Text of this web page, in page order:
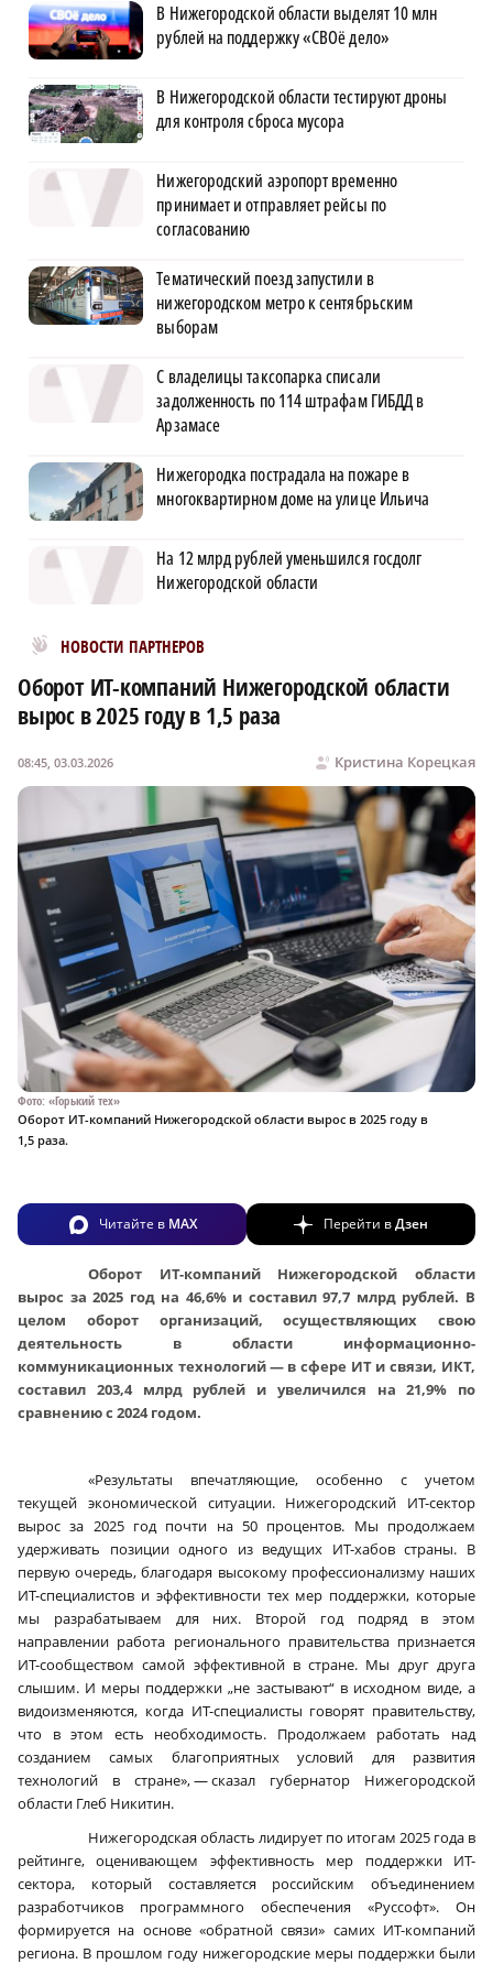
В Нижегородской области выделят 10 млн
рублей на поддержку «СВОё дело»
В Нижегородской области тестируют дроны
для контроля сброса мусора
Нижегородский аэропорт временно
принимает и отправляет рейсы по
согласованию
Тематический поезд запустили в
нижегородском метро к сентябрьским
выборам
С владелицы таксопарка списали
задолженность по 114 штрафам ГИБДД в
Арзамасе
Нижегородка пострадала на пожаре в
многоквартирном доме на улице Ильича
На 12 млрд рублей уменьшился госдолг
Нижегородской области
НОВОСТИ ПАРТНЕРОВ
Новости МирТесен
Оборот ИТ-компаний Нижегородской области
вырос в 2025 году в 1,5 раза
Кристина Корецкая
08:45, 03.03.2026
Фото: «Горький тех»
Оборот ИТ-компаний Нижегородской области вырос в 2025 году в
1,5 раза.
Читайте в MAX Перейти вДзен
Оборот ИТ-компаний Нижегородской области
вырос за 2025 год на 46,6% и составил 97,7 млрд рублей. В
целом оборот организаций, осуществляющих свою
деятельность в области информационно-
коммуникационных технологий — в сфере ИТ и связи, ИКТ,
составил 203,4 млрд рублей и увеличился на 21,9% по
сравнению с 2024 годом.
«Результаты впечатляющие, особенно с учетом
текущей экономической ситуации. Нижегородский ИТ-сектор
вырос за 2025 год почти на 50 процентов. Мы продолжаем
удерживать позиции одного из ведущих ИТ-хабов страны. В
первую очередь, благодаря высокому профессионализму наших
ИТ-специалистов и эффективности тех мер поддержки, которые
мы разрабатываем для них. Второй год подряд в этом
направлении работа регионального правительства признается
ИТ-сообществом самой эффективной в стране. Мы друг друга
слышим. И меры поддержки „не застывают“ в исходном виде, а
видоизменяются, когда ИТ-специалисты говорят правительству,
что в этом есть необходимость. Продолжаем работать над
созданием самых благоприятных условий для развития
технологий в стране», — сказал губернатор Нижегородской
области Глеб Никитин.
Нижегородская область лидирует по итогам 2025 года в
рейтинге, оценивающем эффективность мер поддержки ИТ-
сектора, который составляется российским объединением
разработчиков программного обеспечения «Руссофт». Он
формируется на основе «обратной связи» самих ИТ-компаний
региона. В прошлом году нижегородские меры поддержки были